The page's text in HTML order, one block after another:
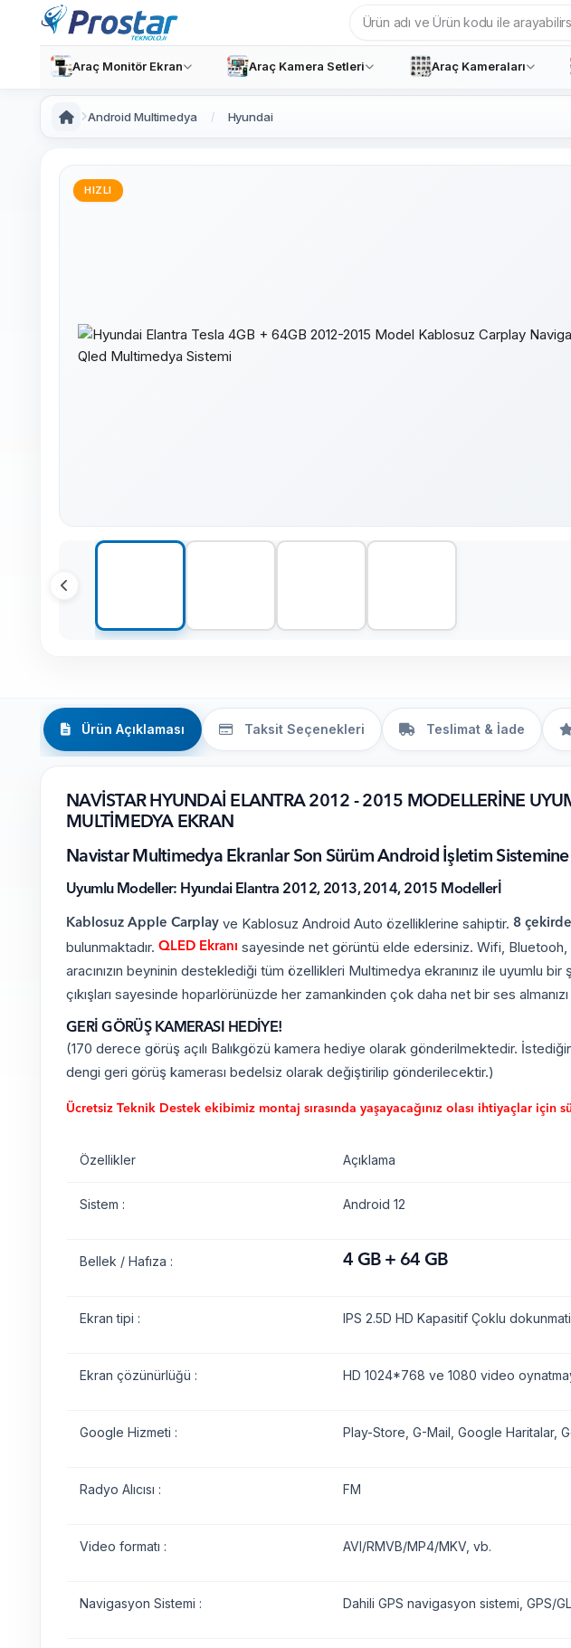
Araç Monitör Ekran Araç Kamera Setleri Araç Kameraları
Android Multimedya Hyundai
HIZLI
Ürün Açıklaması Taksit Seçenekleri Teslimat & İade
NAVİSTAR HYUNDAİ ELANTRA 2012 - 2015 MODELLERİNE
MULTİMEDYA EKRAN
Navistar Multimedya Ekranlar Son Sürüm Android İşletim
Uyumlu Modeller: Hyundai Elantra 2012, 2013, 2014, 2015 Modellerİ
Kablosuz Apple Carplay ve Kablosuz Android Auto özelliklerine sahiptir. 8
bulunmaktadır. QLED Ekranı sayesinde net görüntü elde edersiniz. Wifi,
aracınızın beyninin desteklediği tüm özellikleri Multimedya ekranınız ile uyumlu
çıkışları sayesinde hoparlörünüzde her zamankinden çok daha net bir ses
GERİ GÖRÜŞ KAMERASI HEDİYE!
(170 derece görüş açılı Balıkgözü kamera hediye olarak gönderilmektedir.
dengi geri görüş kamerası bedelsiz olarak değiştirilip gönderilecektir.)
Ücretsiz Teknik Destek ekibimiz montaj sırasında yaşayacağınız olası ihtiyaçlar için
Özellikler Açıklama
Sistem : Android 12
Bellek / Hafıza : 4 GB + 64 GB
Ekran tipi : IPS 2.5D HD Kapasitif Çoklu
Ekran çözünürlüğü : HD 1024*768 ve 1080 video
Google Hizmeti : Play-Store, G-Mail, Google Haritalar,
Radyo Alıcısı : FM
Video formatı : AVI/RMVB/MP4/MKV, vb.
Navigasyon Sistemi : Dahili GPS navigasyon sistemi, GPS/